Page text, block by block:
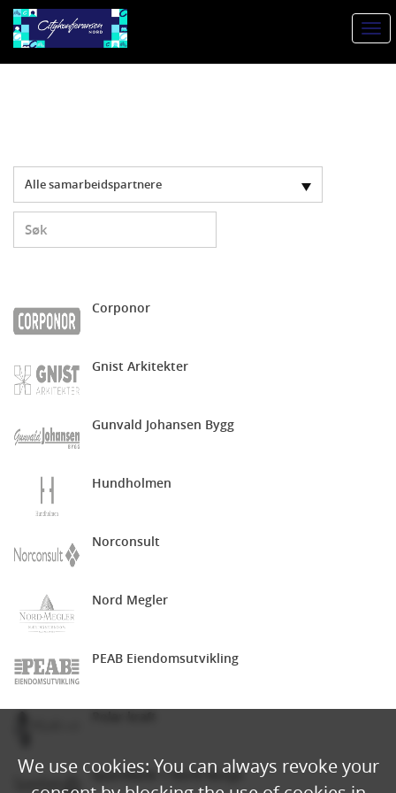
Alle samarbeidspartnere
Corponor
Gnist Arkitekter
Gunvald Johansen Bygg
Hundholmen
Norconsult
Nord Megler
PEAB Eiendomsutvikling
SpareBank 1 Nord-Norge
We use cookies: You can always revoke your